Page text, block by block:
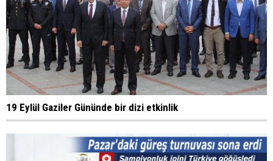
19 Eylül Gaziler Gününde bir dizi etkinlik